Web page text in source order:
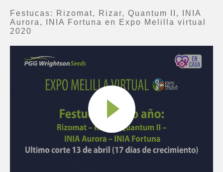
Festucas: Rizomat, Rizar, Quantum II, INIA
Aurora, INIA Fortuna en Expo Melilla virtual
2020